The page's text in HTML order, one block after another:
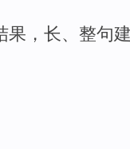
果，长、整句